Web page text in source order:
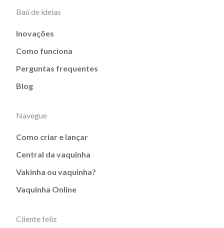
Baú de ideias
Inovações
Como funciona
Perguntas frequentes
Blog
Navegue
Como criar e lançar
Central da vaquinha
Vakinha ou vaquinha?
Vaquinha Online
Cliente feliz